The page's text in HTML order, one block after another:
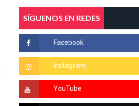
SÍGUENOS EN REDES